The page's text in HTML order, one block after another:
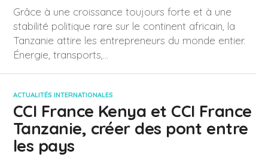
Grâce à une croissance toujours forte et à une
stabilité politique rare sur le continent africain, la
Tanzanie attire les entrepreneurs du monde entier.
Énergie, transports,...
ACTUALITÉS INTERNATIONALES
CCI France Kenya et CCI France
Tanzanie, créer des pont entre
les pays